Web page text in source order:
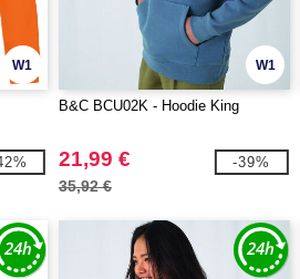
W1 W1
B&C BCU02K - Hoodie King
21,99 €
35,92 €
-39%